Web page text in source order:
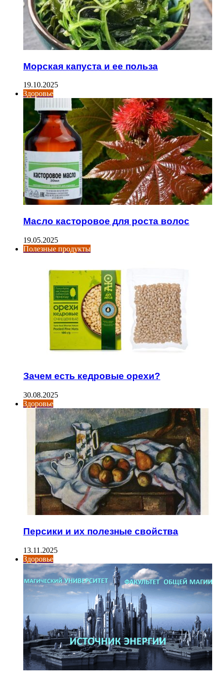
Морская капуста и ее польза
19.10.2025
Здоровье
Масло касторовое для роста волос
19.05.2025
Полезные продукты
Зачем есть кедровые орехи?
30.08.2025
Здоровье
Персики и их полезные свойства
13.11.2025
Здоровье